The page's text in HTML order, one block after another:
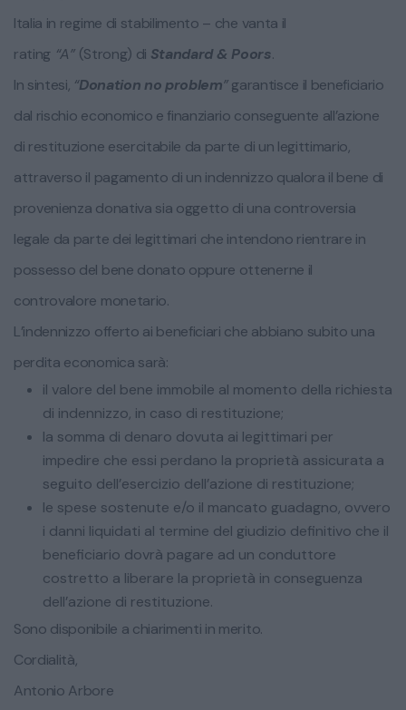
Italia in regime di stabilimento – che vanta il
rating “A”(Strong) di Standard & Poors.
In sintesi, “Donation no problem”garantisce il beneficiario
dal rischio economico e finanziario conseguente all’azione
di restituzione esercitabile da parte di un legittimario,
attraverso il pagamento di un indennizzo qualora il bene di
provenienza donativa sia oggetto di una controversia
legale da parte dei legittimari che intendono rientrare in
possesso del bene donato oppure ottenerne il
controvalore monetario.
L’indennizzo offerto ai beneficiari che abbiano subito una
perdita economica sarà:
il valore del bene immobile al momento della richiesta
di indennizzo, in caso di restituzione;
la somma di denaro dovuta ai legittimari per
impedire che essi perdano la proprietà assicurata a
seguito dell’esercizio dell’azione di restituzione;
le spese sostenute e/o il mancato guadagno, ovvero
i danni liquidati al termine del giudizio definitivo che il
beneficiario dovrà pagare ad un conduttore
costretto a liberare la proprietà in conseguenza
dell’azione di restituzione.
Sono disponibile a chiarimenti in merito.
Cordialità,
Antonio Arbore